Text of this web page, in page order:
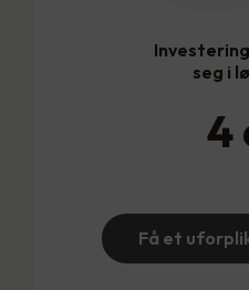
seg i
4
Få et